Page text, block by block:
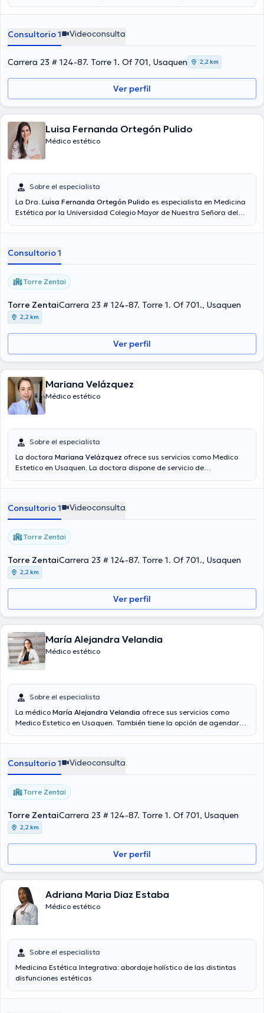
el médico especialista Laura Stefanya Casas Ramirez es de
Consultorio 1 Videoconsulta
Carrera 23 # 124-87. Torre 1. Of 701, Usaquen 2,2 km
Ver perfil
Luisa Fernanda Ortegón Pulido
Médico estético
Sobre el especialista
La Dra. Luisa Fernanda Ortegón Pulido es especialista en Medicina
Estética por la Universidad Colegio Mayor de Nuestra Señora del
diversos diplomados, entre los cuales destaca Medicina Estética y
Consultorio 1
Torre Zentai
Torre ZentaiCarrera 23 # 124-87. Torre 1. Of 701., Usaquen
2,2 km
Ver perfil
Mariana Velázquez
Médico estético
Sobre el especialista
La doctora Mariana Velázquez ofrece sus servicios como Medico
Estetico en Usaquen. La doctora dispone de servicio de
Velázquez es de $150000.
Consultorio 1 Videoconsulta
Torre Zentai
Torre ZentaiCarrera 23 # 124-87. Torre 1. Of 701., Usaquen
2,2 km
Ver perfil
María Alejandra Velandia
Médico estético
Sobre el especialista
La médico María Alejandra Velandia ofrece sus servicios como
Medico Estetico en Usaquen. También tiene la opción de agendar
consulta con la médico especialista María Alejandra Velandia es de
Consultorio 1 Videoconsulta
Torre Zentai
Torre ZentaiCarrera 23 # 124-87. Torre 1. Of 701, Usaquen
2,2 km
Ver perfil
Adriana Maria Diaz Estaba
Médico estético
Sobre el especialista
Medicina Estética Integrativa: abordaje holístico de las distintas
disfunciones estéticas